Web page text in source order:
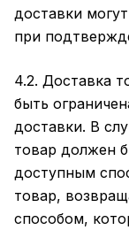
доставки
при
4.2. Доставка
быть
доставки. В
товар должен
доступным
товар,
способом,